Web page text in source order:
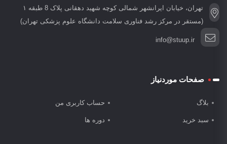
تهران، خیابان ایرانشهر شمالی کوچه شهید دهقانی پلاک 8 طبقه ۱
(مستقر در مرکز رشد فناوری سلامت دانشگاه علوم پزشکی تهران)
info@stuup.ir
صفحات موردنیاز
بلاگ حساب کاربری من
سبد خرید دوره ها